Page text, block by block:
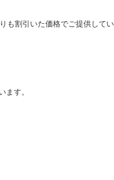
も割引いた価格でご提供してい
す。